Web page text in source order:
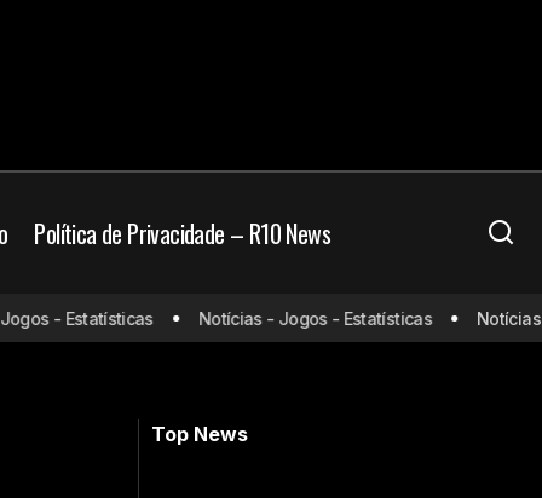
Política de Privacidade – R10 News
na NBA
Vasco monitora evolução de Adson e
Guilherme Estrella e projeta retornos
para o Brasileirão
- Estatísticas Notícias - Jogos - Estatísticas Notícias -
Top News